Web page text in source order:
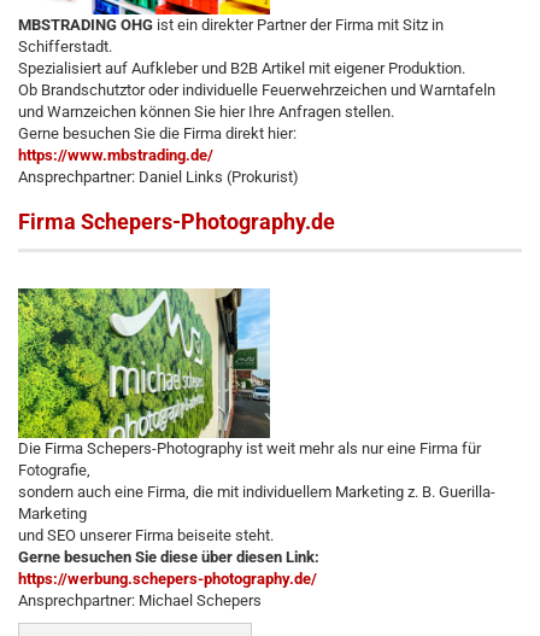
MBSTRADING OHG ist ein direkter Partner der Firma mit Sitz in
Schifferstadt.
Spezialisiert auf Aufkleber und B2B Artikel mit eigener Produktion.
Ob Brandschutztor oder individuelle Feuerwehrzeichen und Warntafeln
und Warnzeichen können Sie hier Ihre Anfragen stellen.
Gerne besuchen Sie die Firma direkt hier:
https://www.mbstrading.de/
Ansprechpartner: Daniel Links (Prokurist)
Firma Schepers-Photography.de
Die Firma Schepers-Photography ist weit mehr als nur eine Firma für
Fotografie,
sondern auch eine Firma, die mit individuellem Marketing z. B. Guerilla-
Marketing
und SEO unserer Firma beiseite steht.
Gerne besuchen Sie diese über diesen Link:
https://werbung.schepers-photography.de/
Ansprechpartner: Michael Schepers